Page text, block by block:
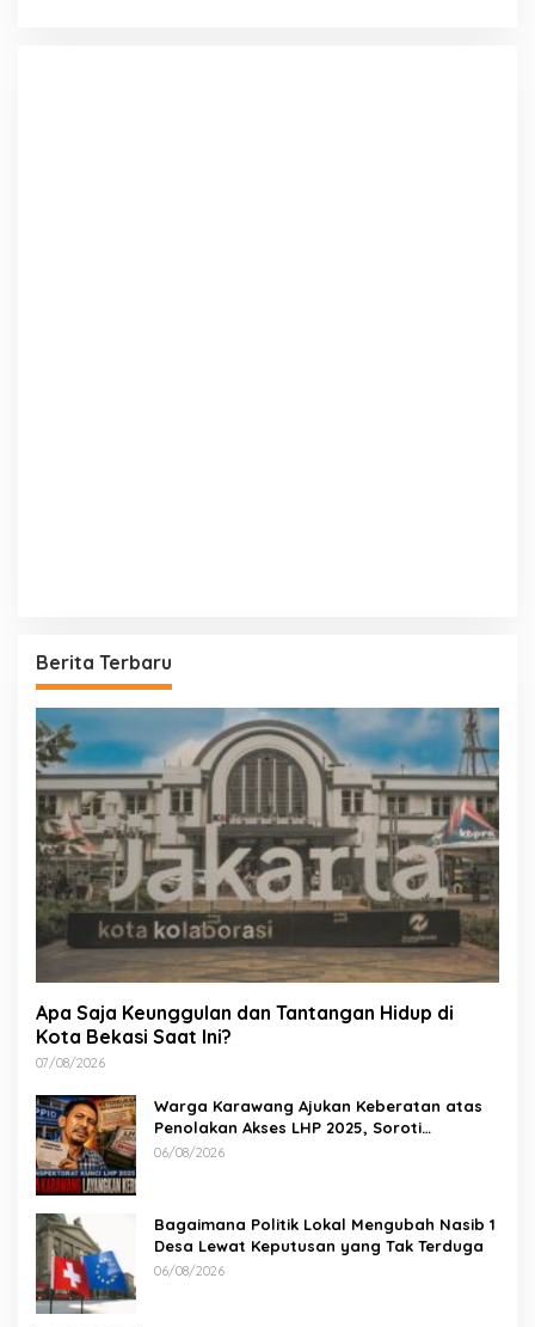
Berita Terbaru
Apa Saja Keunggulan dan Tantangan Hidup di
Kota Bekasi Saat Ini?
07/08/2026
Warga Karawang Ajukan Keberatan atas
Penolakan Akses LHP 2025, Soroti
Keterbukaan Informasi Publik
06/08/2026
Bagaimana Politik Lokal Mengubah Nasib 1
Desa Lewat Keputusan yang Tak Terduga
06/08/2026